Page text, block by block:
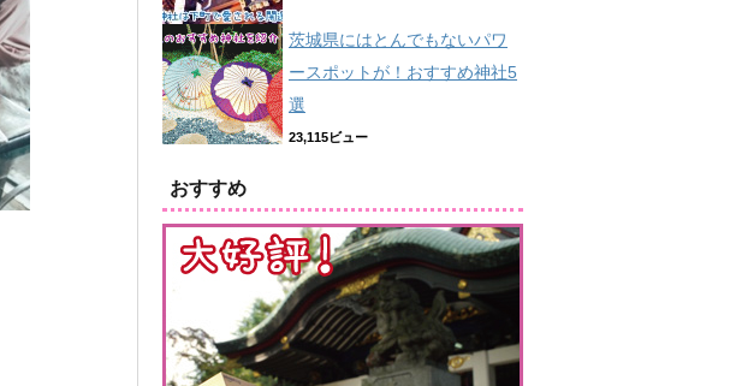
茨城県にはとんでもないパワ
ースポットが！おすすめ神社5
選
23,115ビュー
おすすめ